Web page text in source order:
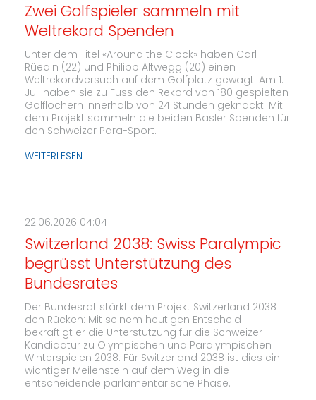
Zwei Golfspieler sammeln mit
Weltrekord Spenden
Unter dem Titel «Around the Clock» haben Carl
Rüedin (22) und Philipp Altwegg (20) einen
Weltrekordversuch auf dem Golfplatz gewagt. Am 1.
Juli haben sie zu Fuss den Rekord von 180 gespielten
Golflöchern innerhalb von 24 Stunden geknackt. Mit
dem Projekt sammeln die beiden Basler Spenden für
den Schweizer Para-Sport.
WEITERLESEN
22.06.2026 04:04
Switzerland 2038: Swiss Paralympic
begrüsst Unterstützung des
Bundesrates
Der Bundesrat stärkt dem Projekt Switzerland 2038
den Rücken: Mit seinem heutigen Entscheid
bekräftigt er die Unterstützung für die Schweizer
Kandidatur zu Olympischen und Paralympischen
Winterspielen 2038. Für Switzerland 2038 ist dies ein
wichtiger Meilenstein auf dem Weg in die
entscheidende parlamentarische Phase.